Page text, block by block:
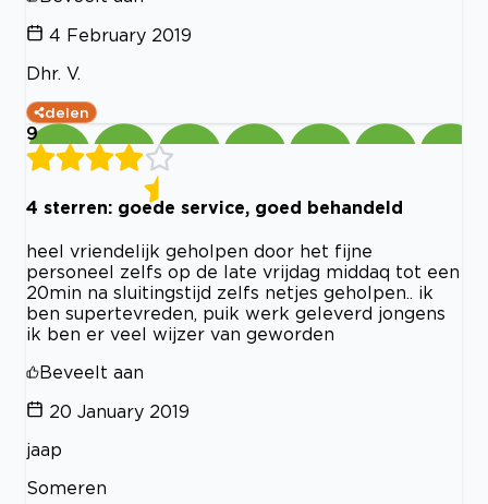
4 February 2019
Dhr. V.
delen
9
4 sterren: goede service, goed behandeld
heel vriendelijk geholpen door het fijne
personeel zelfs op de late vrijdag middaq tot een
20min na sluitingstijd zelfs netjes geholpen.. ik
ben supertevreden, puik werk geleverd jongens
ik ben er veel wijzer van geworden
Beveelt aan
20 January 2019
jaap
Someren